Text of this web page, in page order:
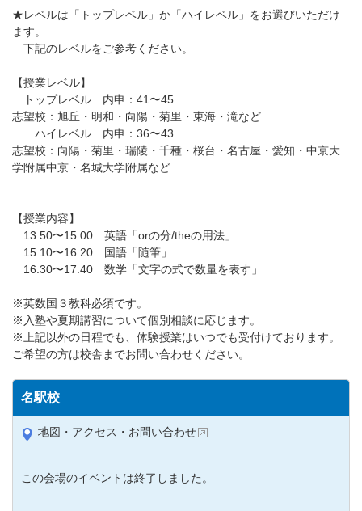
★レベルは「トップレベル」か「ハイレベル」をお選びいただけ
ます。
下記のレベルをご参考ください。
【授業レベル】
トップレベル 内申：41〜45
志望校：旭丘・明和・向陽・菊里・東海・滝など
ハイレベル 内申：36〜43
志望校：向陽・菊里・瑞陵・千種・桜台・名古屋・愛知・中京大
学附属中京・名城大学附属など
【授業内容】
13:50〜15:00 英語「orの分/theの用法」
15:10〜16:20 国語「随筆」
16:30〜17:40 数学「文字の式で数量を表す」
※英数国３教科必須です。
※入塾や夏期講習について個別相談に応じます。
※上記以外の日程でも、体験授業はいつでも受付けております。
ご希望の方は校舎までお問い合わせください。
名駅校
地図・アクセス・お問い合わせ
この会場のイベントは終了しました。